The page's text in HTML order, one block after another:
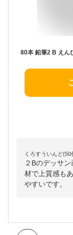
くろすういんど(50
２Bのデッサ
材で上質感も
やすいです。